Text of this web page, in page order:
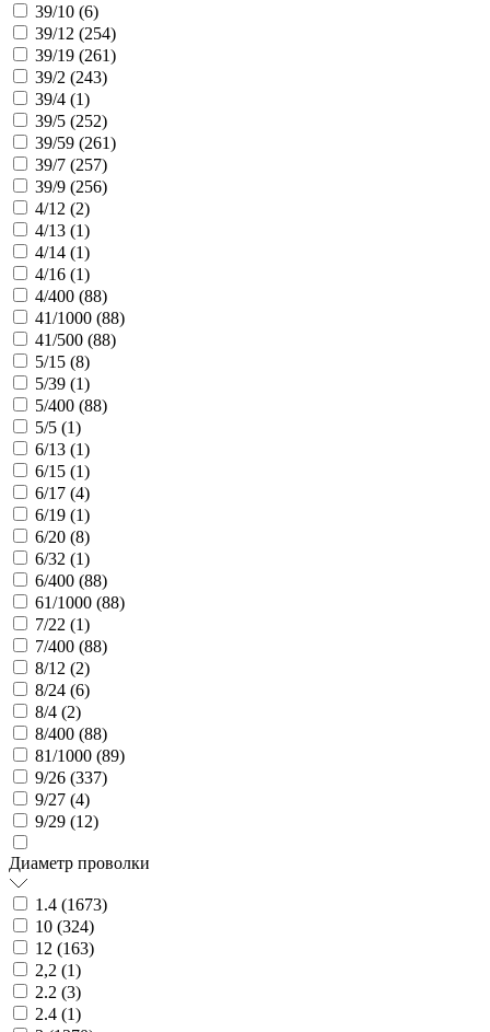
39/10 (6)
39/12 (254)
39/19 (261)
39/2 (243)
39/4 (1)
39/5 (252)
39/59 (261)
39/7 (257)
39/9 (256)
4/12 (2)
4/13 (1)
4/14 (1)
4/16 (1)
4/400 (88)
41/1000 (88)
41/500 (88)
5/15 (8)
5/39 (1)
5/400 (88)
5/5 (1)
6/13 (1)
6/15 (1)
6/17 (4)
6/19 (1)
6/20 (8)
6/32 (1)
6/400 (88)
61/1000 (88)
7/22 (1)
7/400 (88)
8/12 (2)
8/24 (6)
8/4 (2)
8/400 (88)
81/1000 (89)
9/26 (337)
9/27 (4)
9/29 (12)
Диаметр проволки
1.4 (1673)
10 (324)
12 (163)
2,2 (1)
2.2 (3)
2.4 (1)